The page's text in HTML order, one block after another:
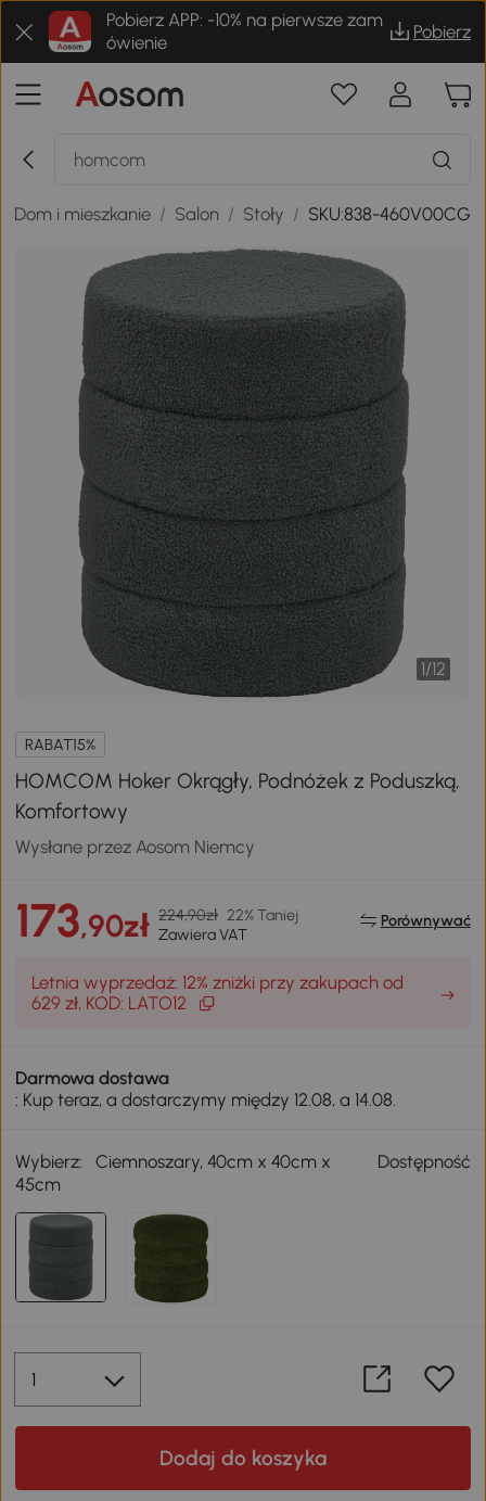
Pobierz APP: -10% na pierwsze zam
ówienie
Pobierz
Dom i mieszkanie / Salon / Stoły / SKU:838-460V00CG
1/12
RABAT15%
HOMCOM Hoker Okrągły, Podnóżek z Poduszką,
Komfortowy
Wysłane przez Aosom Niemcy
173,90zł 224,90zł 22% Taniej
Zawiera VAT
Porównywać
Letnia wyprzedaż: 12% zniżki przy zakupach od
629 zł, KOD: LATO12
Darmowa dostawa
: Kup teraz, a dostarczymy między 12.08, a 14.08.
Wybierz:
Ciemnoszary, 40cm x 40cm x
45cm
Dostępność
Dodaj do koszyka